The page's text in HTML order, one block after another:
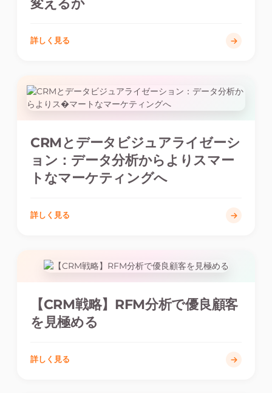
変えるか
詳しく見る
CRMとデータビジュアライゼーシ
ョン：データ分析からよりスマー
トなマーケティングへ
詳しく見る
【CRM戦略】RFM分析で優良顧客
を見極める
詳しく見る